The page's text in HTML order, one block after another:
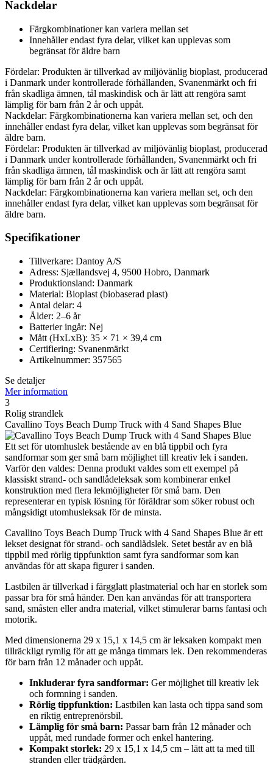
Nackdelar
Färgkombinationer kan variera mellan set
Innehåller endast fyra delar, vilket kan upplevas som
begränsat för äldre barn
Fördelar: Produkten är tillverkad av miljövänlig bioplast, producerad
i Danmark under kontrollerade förhållanden, Svanenmärkt och fri
från skadliga ämnen, tål maskindisk och är lätt att rengöra samt
lämplig för barn från 2 år och uppåt.
Nackdelar: Färgkombinationerna kan variera mellan set, och den
innehåller endast fyra delar, vilket kan upplevas som begränsat för
äldre barn.
Fördelar: Produkten är tillverkad av miljövänlig bioplast, producerad
i Danmark under kontrollerade förhållanden, Svanenmärkt och fri
från skadliga ämnen, tål maskindisk och är lätt att rengöra samt
lämplig för barn från 2 år och uppåt.
Nackdelar: Färgkombinationerna kan variera mellan set, och den
innehåller endast fyra delar, vilket kan upplevas som begränsat för
äldre barn.
Specifikationer
Tillverkare: Dantoy A/S
Adress: Sjællandsvej 4, 9500 Hobro, Danmark
Produktionsland: Danmark
Material: Bioplast (biobaserad plast)
Antal delar: 4
Ålder: 2–6 år
Batterier ingår: Nej
Mått (HxLxB): 35 × 71 × 39,4 cm
Certifiering: Svanenmärkt
Artikelnummer: 357565
Se detaljer
Mer information
3
Rolig strandlek
Cavallino Toys Beach Dump Truck with 4 Sand Shapes Blue
Ett set för utomhuslek bestående av en blå tippbil och fyra
sandformar som ger små barn möjlighet till kreativ lek i sanden.
Varför den valdes: Denna produkt valdes som ett exempel på
klassiskt strand- och sandlådeleksak som kombinerar enkel
konstruktion med flera lekmöjligheter för små barn. Den
representerar en typisk lösning för föräldrar som söker robust och
mångsidigt utomhusleksak för de minsta.
Cavallino Toys Beach Dump Truck with 4 Sand Shapes Blue är ett
lekset designat för strand- och sandlådslek. Setet består av en blå
tippbil med rörlig tippfunktion samt fyra sandformar som kan
användas för att skapa figurer i sanden.
Lastbilen är tillverkad i färgglatt plastmaterial och har en storlek som
passar bra för små händer. Den kan användas för att transportera
sand, småsten eller andra material, vilket stimulerar barns fantasi och
motorik.
Med dimensionerna 29 x 15,1 x 14,5 cm är leksaken kompakt men
tillräckligt rymlig för att ge många timmars lek. Den rekommenderas
för barn från 12 månader och uppåt.
Inkluderar fyra sandformar: Ger möjlighet till kreativ lek
och formning i sanden.
Rörlig tippfunktion: Lastbilen kan lasta och tippa sand som
en riktig entreprenörsbil.
Lämplig för små barn: Passar barn från 12 månader och
uppåt, med rundade former och enkel hantering.
Kompakt storlek: 29 x 15,1 x 14,5 cm – lätt att ta med till
stranden eller trädgården.